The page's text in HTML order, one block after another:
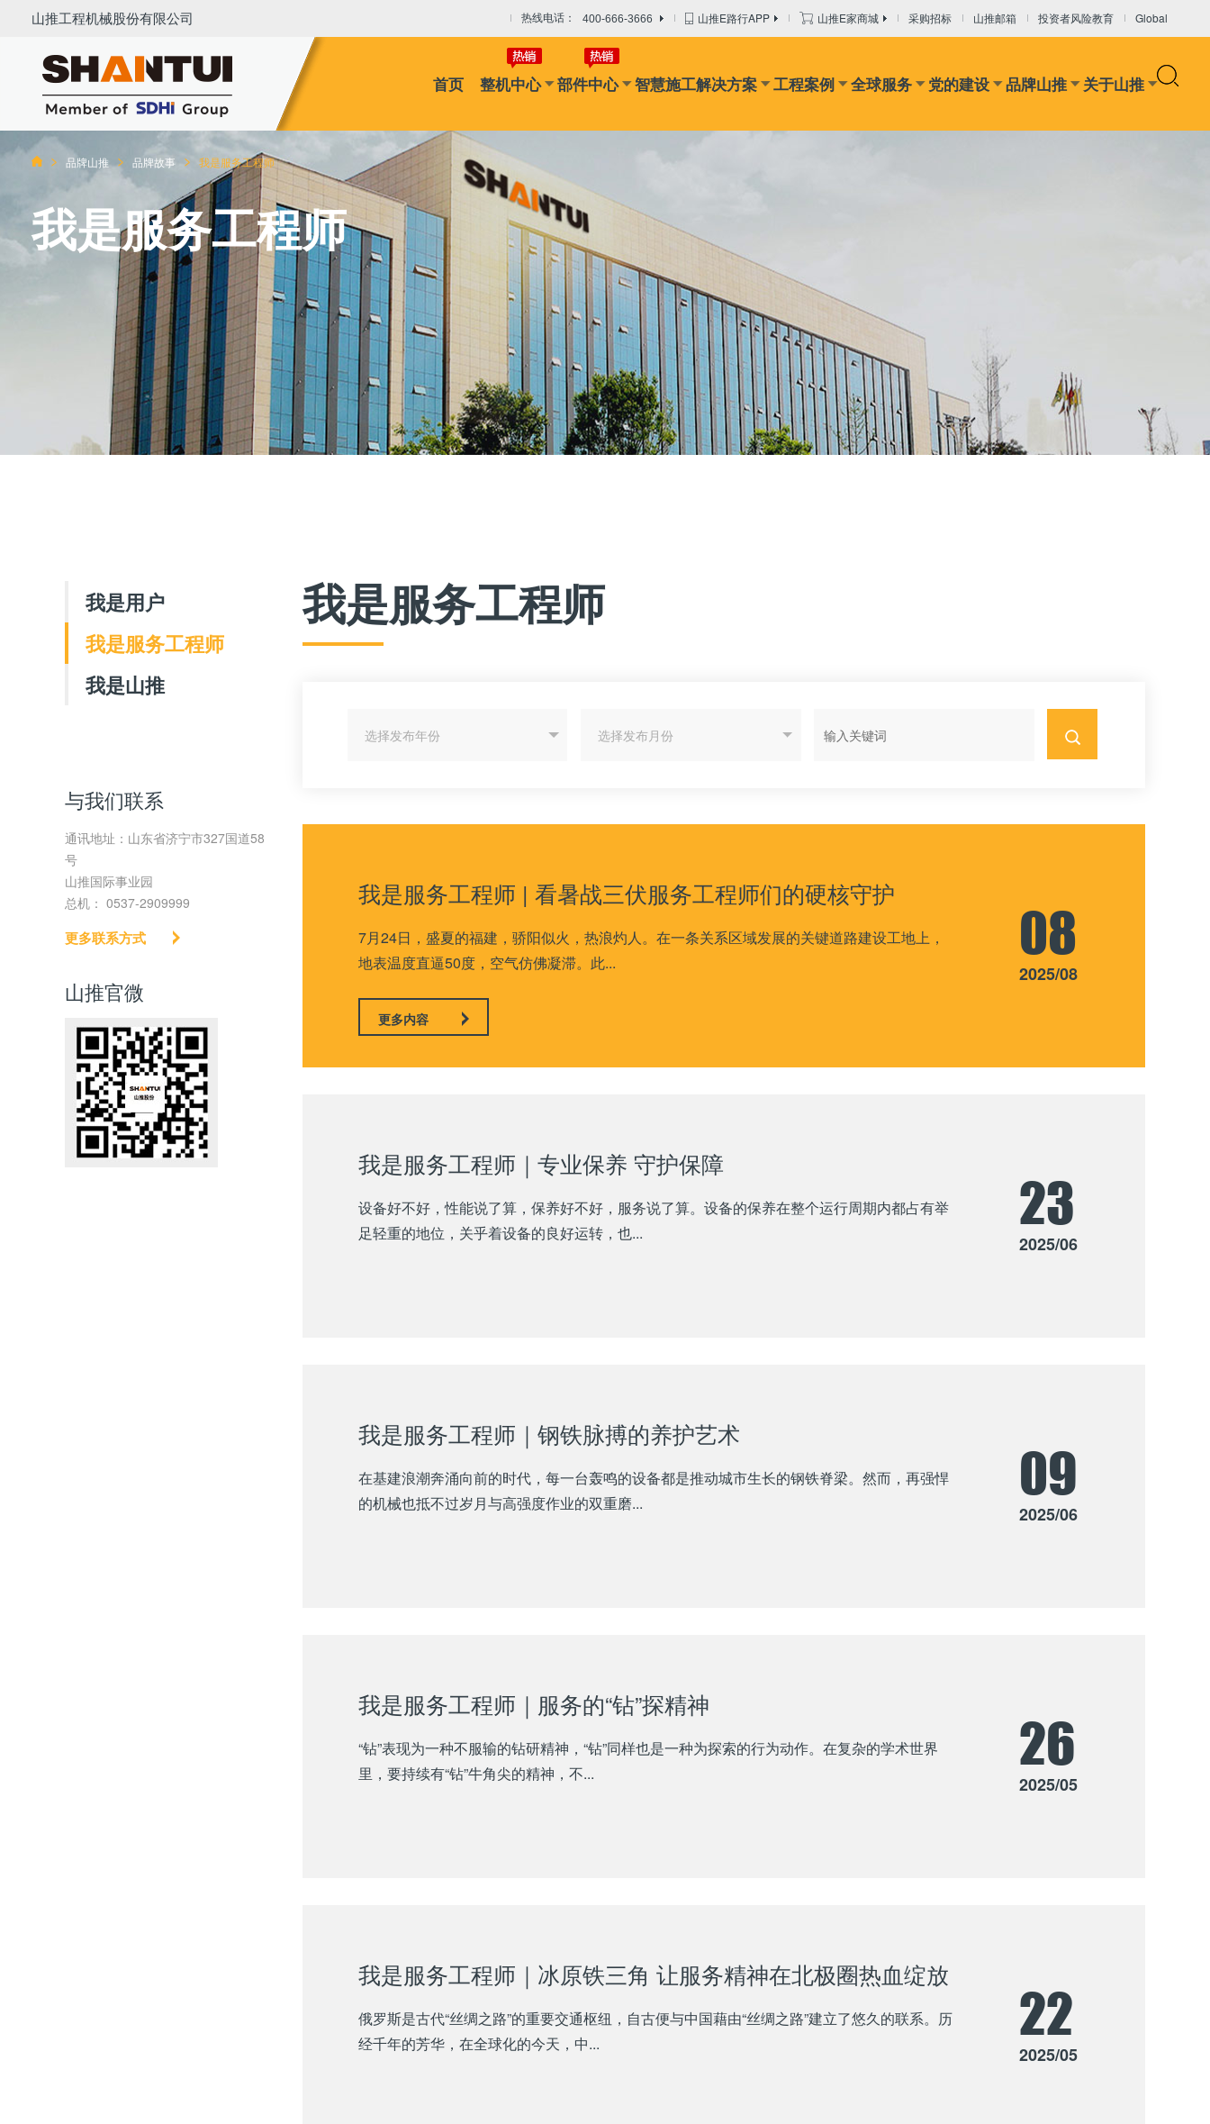
山推工程机械股份有限公司 热线电话： 400-666-3666 山推E路行APP 山推E家商城 采购招标 山推邮箱 投资者风险教育 Global
首页 整机中心 部件中心 智慧施工解决方案 工程案例 全球服务 党的建设 品牌山推 关于山推
品牌活动
品牌山推 品牌故事 我是服务工程师
我是服务工程师
我是用户
我是服务工程师
我是山推
与我们联系
通讯地址：山东省济宁市327国道58
号
山推国际事业园
总机： 0537-2909999
更多联系方式
山推官微
我是服务工程师
选择发布年份 选择发布月份
我是服务工程师 | 看暑战三伏服务工程师们的硬核守护
7月24日，盛夏的福建，骄阳似火，热浪灼人。在一条关系区域发展的关键道路建设工地上，
地表温度直逼50度，空气仿佛凝滞。此...
更多内容
08
2025/08
我是服务工程师｜专业保养 守护保障
设备好不好，性能说了算，保养好不好，服务说了算。设备的保养在整个运行周期内都占有举
足轻重的地位，关乎着设备的良好运转，也...
23
2025/06
我是服务工程师｜钢铁脉搏的养护艺术
在基建浪潮奔涌向前的时代，每一台轰鸣的设备都是推动城市生长的钢铁脊梁。然而，再强悍
的机械也抵不过岁月与高强度作业的双重磨...
09
2025/06
我是服务工程师｜服务的“钻”探精神
“钻”表现为一种不服输的钻研精神，“钻”同样也是一种为探索的行为动作。在复杂的学术世界
里，要持续有“钻”牛角尖的精神，不...
26
2025/05
我是服务工程师｜冰原铁三角 让服务精神在北极圈热血绽放
俄罗斯是古代“丝绸之路”的重要交通枢纽，自古便与中国藉由“丝绸之路”建立了悠久的联系。历
经千年的芳华，在全球化的今天，中...
22
2025/05